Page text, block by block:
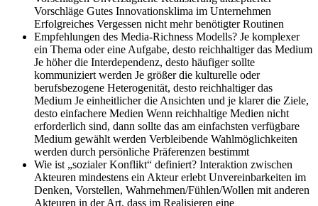
Vorschläge Gutes Innovationsklima im Unternehmen
Erfolgreiches Vergessen nicht mehr benötigter Routinen
Empfehlungen des Media-Richness Modells? Je komplexer
ein Thema oder eine Aufgabe, desto reichhaltiger das Medium
Je höher die Interdependenz, desto häufiger sollte
kommuniziert werden Je größer die kulturelle oder
berufsbezogene Heterogenität, desto reichhaltiger das
Medium Je einheitlicher die Ansichten und je klarer die Ziele,
desto einfachere Medien Wenn reichhaltige Medien nicht
erforderlich sind, dann sollte das am einfachsten verfügbare
Medium gewählt werden Verbleibende Wahlmöglichkeiten
werden durch persönliche Präferenzen bestimmt
Wie ist „sozialer Konflikt“ definiert? Interaktion zwischen
Akteuren mindestens ein Akteur erlebt Unvereinbarkeiten im
Denken, Vorstellen, Wahrnehmen/Fühlen/Wollen mit anderen
Akteuren in der Art, dass im Realisieren eine